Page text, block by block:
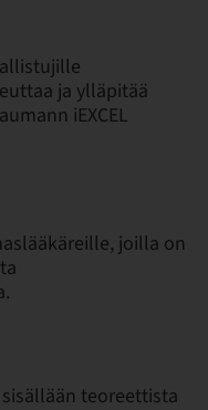
ja ylläpitää
iEXCEL
joilla on
teoreettista